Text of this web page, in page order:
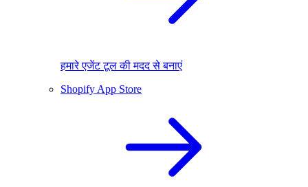
हमारे एजेंट टूल की मदद से बनाएं
Shopify App Store